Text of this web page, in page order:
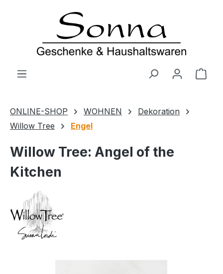
Zum Hauptinhalt springen
ONLINE-SHOP WOHNEN
Dekoration
Willow Tree
Engel
Willow Tree: Angel of the
Kitchen